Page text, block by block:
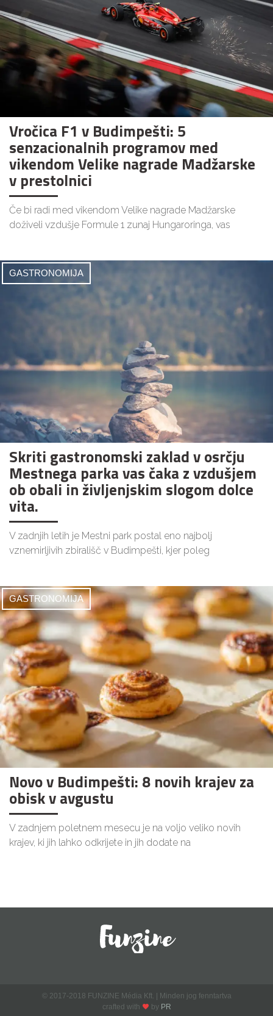
Vročica F1 v Budimpešti: 5
senzacionalnih programov med
vikendom Velike nagrade Madžarske
v prestolnici
Če bi radi med vikendom Velike nagrade Madžarske
doživeli vzdušje Formule 1 zunaj Hungaroringa, vas
GASTRONOMIJA
Skriti gastronomski zaklad v osrčju
Mestnega parka vas čaka z vzdušjem
ob obali in življenjskim slogom dolce
vita.
V zadnjih letih je Mestni park postal eno najbolj
vznemirljivih zbirališč v Budimpešti, kjer poleg
GASTRONOMIJA
Novo v Budimpešti: 8 novih krajev za
obisk v avgustu
V zadnjem poletnem mesecu je na voljo veliko novih
krajev, ki jih lahko odkrijete in jih dodate na
© 2017-2018 FUNZINE Média Kft. | Minden jog fenntartva
crafted with
by PR